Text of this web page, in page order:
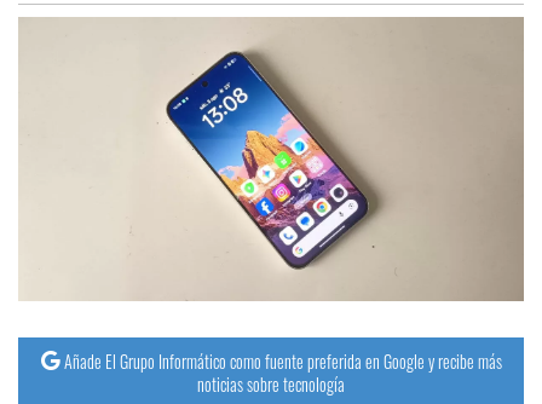
Añade El Grupo Informático como fuente preferida en Google y recibe más
noticias sobre tecnología